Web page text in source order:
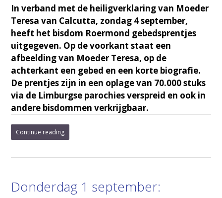
In verband met de heiligverklaring van Moeder
Teresa van Calcutta, zondag 4 september,
heeft het bisdom Roermond gebedsprentjes
uitgegeven. Op de voorkant staat een
afbeelding van Moeder Teresa, op de
achterkant een gebed en een korte biografie.
De prentjes zijn in een oplage van 70.000 stuks
via de Limburgse parochies verspreid en ook in
andere bisdommen verkrijgbaar.
Continue reading
Donderdag 1 september: